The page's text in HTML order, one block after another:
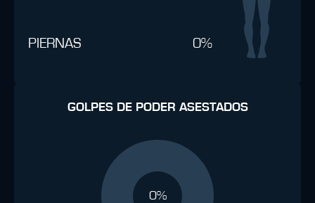
PIERNAS 0%
GOLPES DE PODER ASESTADOS
0%